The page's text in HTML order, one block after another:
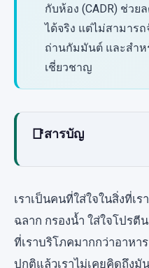
กับห้อง (CADR) ช่ว
ได้จริง แต่ไม่สามาร
ถ่านกัมมันต์ และสำห
เชี่ยวชาญ
📑สารบัญ
อากาศในบ้านอา
วิธีรู้ และชัยชนะ
เครื่องฟอกอากาศ
ทำอะไรได้จริง
เราเป็นคนที่ใส่ใจในสิ่งที่เ
ฉลาก กรองน้ำ ใส่ใจโปร
ที่เราบริโภคมากกว่าอาหา
ปกติแล้วเราไม่เคยคิดถึงมั